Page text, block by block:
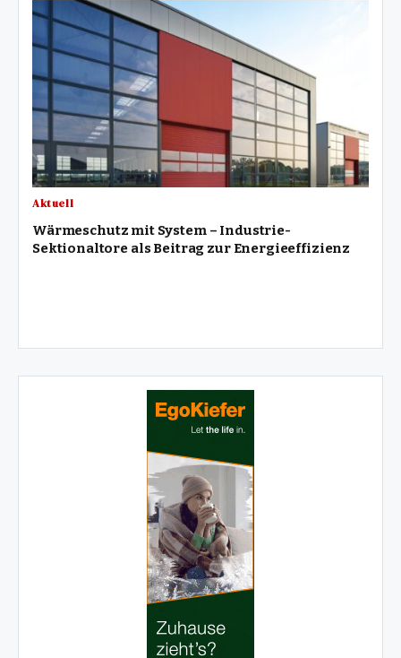
Aktuell
Wärmeschutz mit System – Industrie-
Sektionaltore als Beitrag zur Energieeffizienz